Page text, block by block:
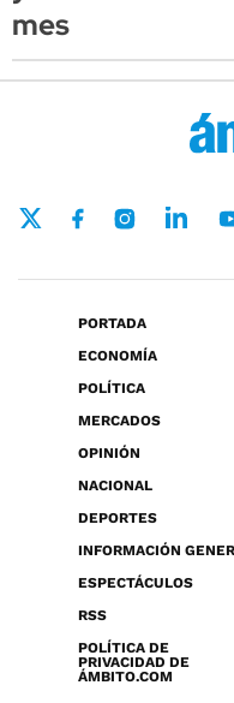
mes
PORTADA
ECONOMÍA
POLÍTICA
MERCADOS
OPINIÓN
NACIONAL
DEPORTES
INFORMACIÓN
ESPECTÁCULOS
RSS
POLÍTICA DE
PRIVACIDAD DE
ÁMBITO.COM